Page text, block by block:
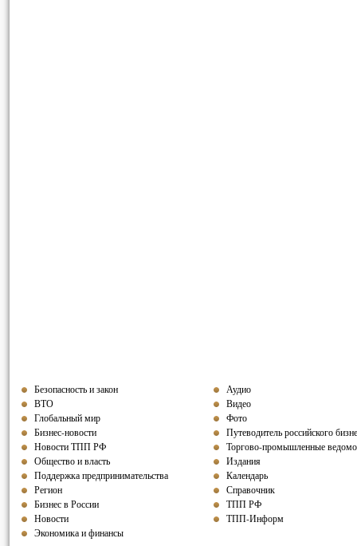
Безопасность и закон
ВТО
Глобальный мир
Бизнес-новости
Новости ТПП РФ
Общество и власть
Поддержка предпринимательства
Регион
Бизнес в России
Новости
Экономика и финансы
Аудио
Видео
Фото
Путеводитель российского
Торгово-промышленные
Издания
Календарь
Справочник
ТПП РФ
ТПП-Информ